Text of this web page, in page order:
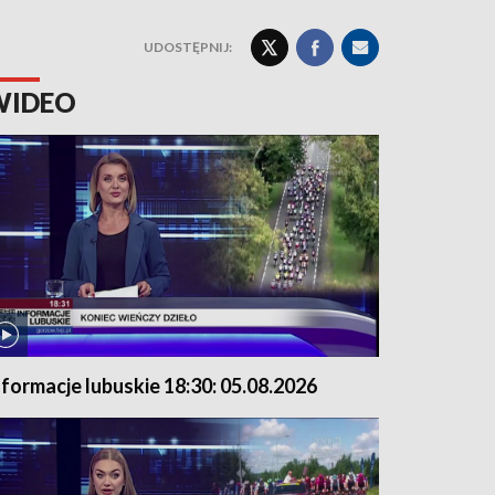
UDOSTĘPNIJ:
lubuskie 18:30: 05.08.2026